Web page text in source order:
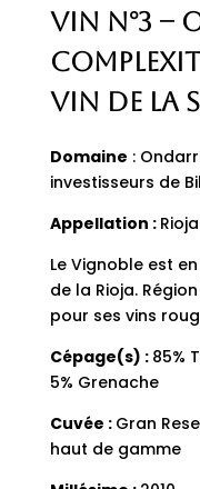
Vin n°3 –
vin de la
Domaine :
investisseurs de
Appellation : Rioja
Le Vignoble est
de la Rioja.
pour ses vins
Cépage(s) : 85%
5% Grenache
Cuvée : Gran
haut de gamme